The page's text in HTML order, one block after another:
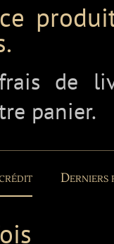
de
panier.
Derniers